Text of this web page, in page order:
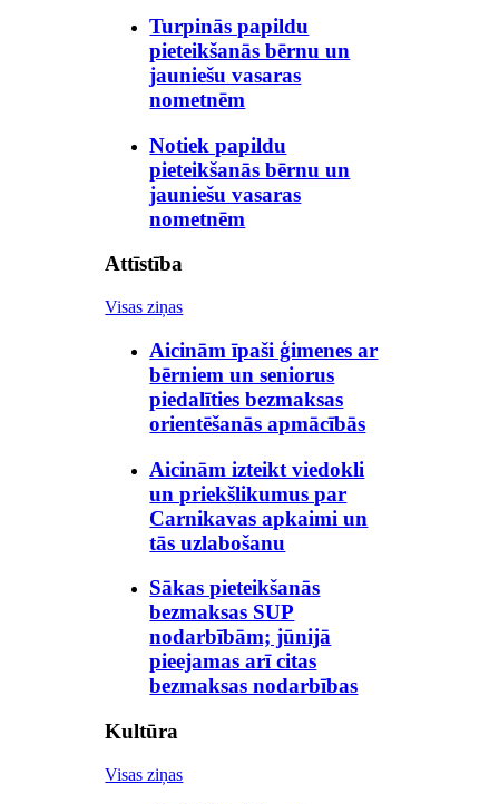
Turpinās papildu
pieteikšanās bērnu un
jauniešu vasaras
nometnēm
Notiek papildu
pieteikšanās bērnu un
jauniešu vasaras
nometnēm
Attīstība
Visas ziņas
Aicinām īpaši ģimenes ar
bērniem un seniorus
piedalīties bezmaksas
orientēšanās apmācībās
Aicinām izteikt viedokli
un priekšlikumus par
Carnikavas apkaimi un
tās uzlabošanu
Sākas pieteikšanās
bezmaksas SUP
nodarbībām; jūnijā
pieejamas arī citas
bezmaksas nodarbības
Kultūra
Visas ziņas